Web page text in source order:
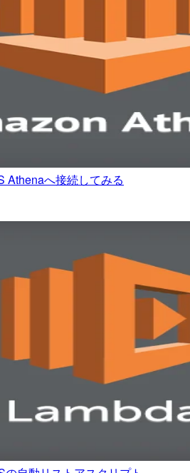
Athenaへ接続してみる